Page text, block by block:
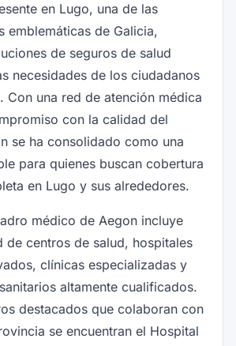
en Lugo, una de las
emblemáticas de Galicia,
de seguros de salud
necesidades de los ciudadanos
Con una red de atención médica
con la calidad del
se ha consolidado como una
para quienes buscan cobertura
en Lugo y sus alrededores.
médico de Aegon incluye
de centros de salud, hospitales
clínicas especializadas y
altamente cualificados.
destacados que colaboran con
se encuentran el Hospital